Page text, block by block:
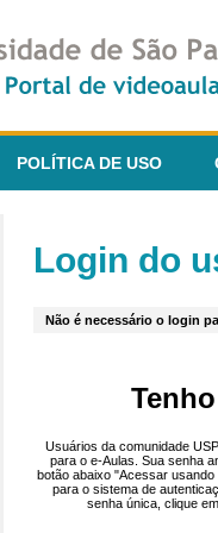
POLÍTICA DE USO
Login do
Não é necessário o login
Usuários da comunidade
para o e-Aulas. Sua senha
botão abaixo "Acessar
para o sistema de
senha única, clique